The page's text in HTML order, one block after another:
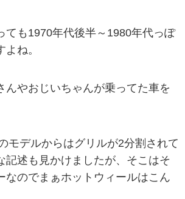
ても1970年代後半～1980年代っぽ
ね。
んやおじいちゃんが乗ってた車を
モデルからはグリルが2分割されて
記述も見かけましたが、そこはそ
なのでまぁホットウィールはこん